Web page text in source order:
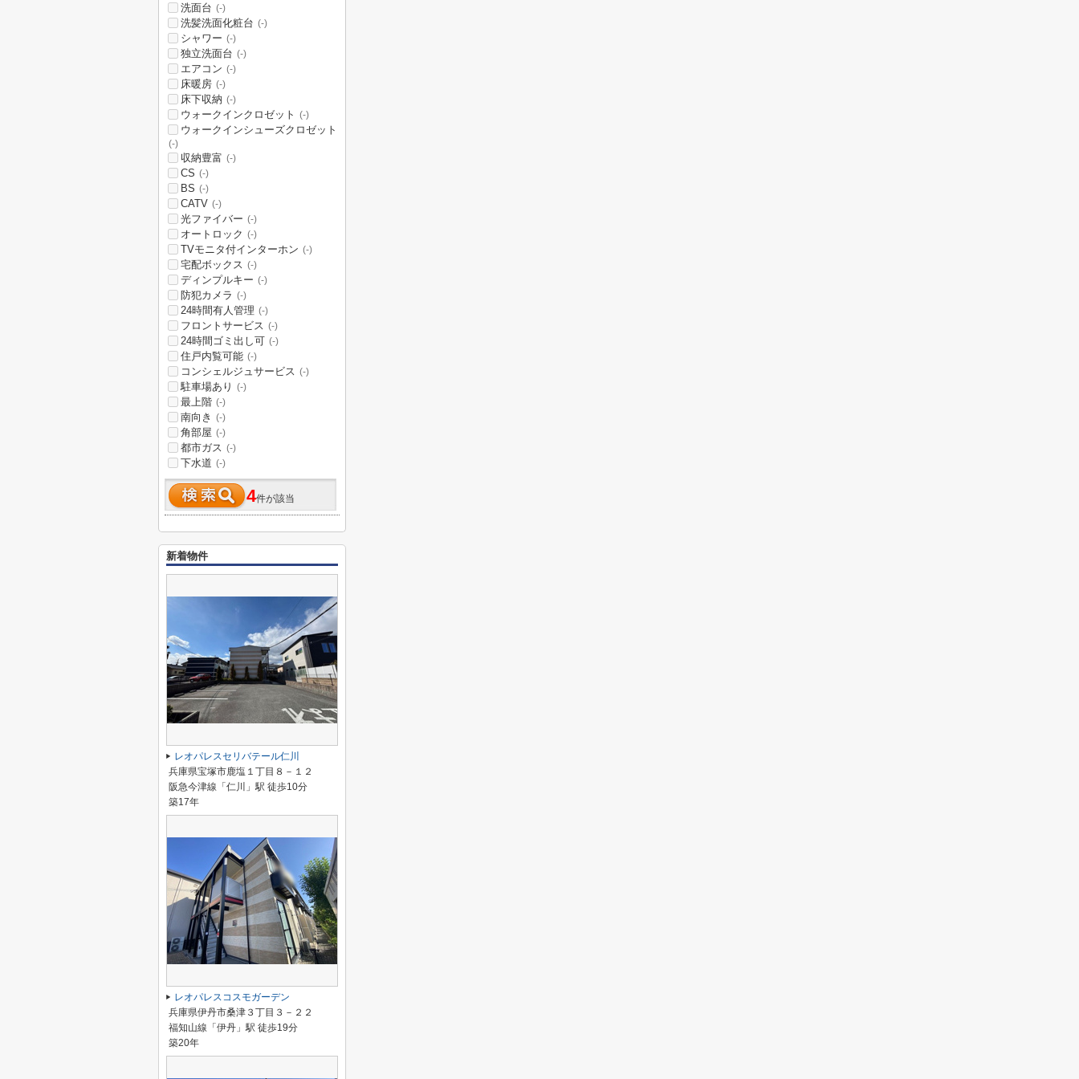
洗面台 (-)
洗髪洗面化粧台 (-)
シャワー (-)
独立洗面台 (-)
エアコン (-)
床暖房 (-)
床下収納 (-)
ウォークインクロゼット (-)
ウォークインシューズクロゼット
(-)
収納豊富 (-)
CS (-)
BS (-)
CATV (-)
光ファイバー (-)
オートロック (-)
TVモニタ付インターホン (-)
宅配ボックス (-)
ディンプルキー (-)
防犯カメラ (-)
24時間有人管理 (-)
フロントサービス (-)
24時間ゴミ出し可 (-)
住戸内覧可能 (-)
コンシェルジュサービス (-)
駐車場あり (-)
最上階 (-)
南向き (-)
角部屋 (-)
都市ガス (-)
下水道 (-)
4件が該当
新着物件
レオパレスセリバテール仁川
兵庫県宝塚市鹿塩１丁目８－１２
阪急今津線「仁川」駅 徒歩10分
築17年
レオパレスコスモガーデン
兵庫県伊丹市桑津３丁目３－２２
福知山線「伊丹」駅 徒歩19分
築20年